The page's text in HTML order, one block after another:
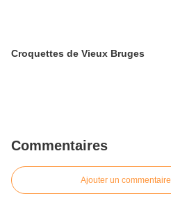
Croquettes de Vieux Bruges
Commentaires
Ajouter un commentaire